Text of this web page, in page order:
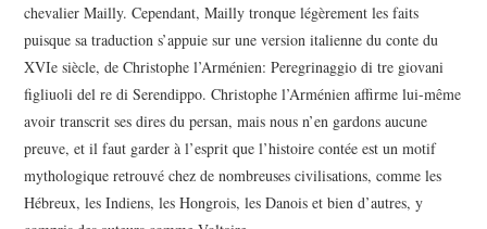
chevalier Mailly. Cependant, Mailly tronque légèrement les faits
puisque sa traduction s’appuie sur une version italienne du conte du
XVIe siècle, de Christophe l’Arménien: Peregrinaggio di tre giovani
figliuoli del re di Serendippo. Christophe l’Arménien affirme lui-même
avoir transcrit ses dires du persan, mais nous n’en gardons aucune
preuve, et il faut garder à l’esprit que l’histoire contée est un motif
mythologique retrouvé chez de nombreuses civilisations, comme les
Hébreux, les Indiens, les Hongrois, les Danois et bien d’autres, y